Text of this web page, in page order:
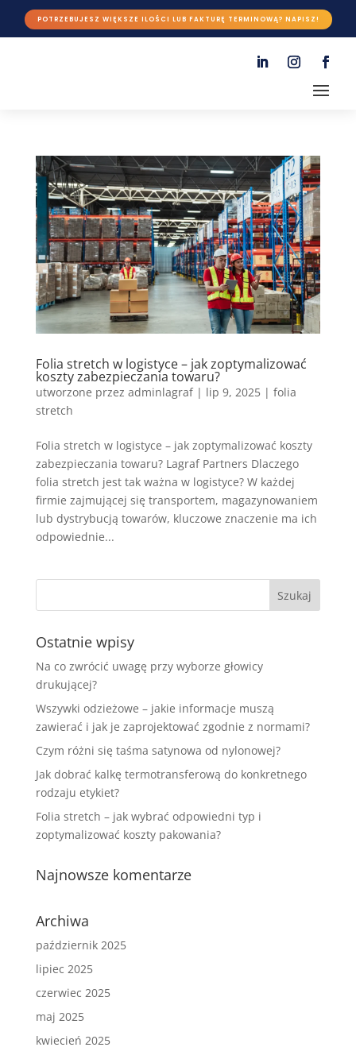
POTRZEBUJESZ WIĘKSZE ILOŚCI LUB FAKTURĘ TERMINOWĄ? NAPISZ!
Folia stretch w logistyce – jak zoptymalizować
koszty zabezpieczania towaru?
utworzone przez adminlagraf| lip 9, 2025| folia
stretch
Folia stretch w logistyce – jak zoptymalizować koszty
zabezpieczania towaru? Lagraf Partners Dlaczego
folia stretch jest tak ważna w logistyce? W każdej
firmie zajmującej się transportem, magazynowaniem
lub dystrybucją towarów, kluczowe znaczenie ma ich
odpowiednie...
Ostatnie wpisy
Na co zwrócić uwagę przy wyborze głowicy
drukującej?
Wszywki odzieżowe – jakie informacje muszą
zawierać i jak je zaprojektować zgodnie z normami?
Czym różni się taśma satynowa od nylonowej?
Jak dobrać kalkę termotransferową do konkretnego
rodzaju etykiet?
Folia stretch – jak wybrać odpowiedni typ i
zoptymalizować koszty pakowania?
Najnowsze komentarze
Archiwa
październik 2025
lipiec 2025
czerwiec 2025
maj 2025
kwiecień 2025